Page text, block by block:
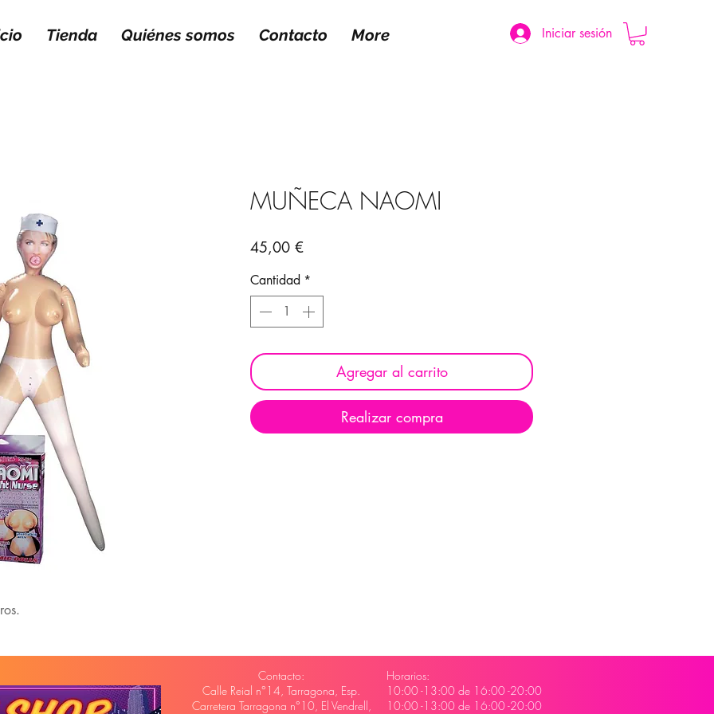
Tienda Quiénes somos Contacto More Iniciar sesión
MUÑECA NAOMI
45,00 €Precio
Cantidad *
Agregar al carrito
Realizar compra
Contacto:
Calle Reial n°14, Tarragona, Esp.
Carretera Tarragona n°10, El Vendrell,
Horarios:
10:00 -13:00 de 16:00 -20:00
10:00 -13:00 de 16:00 -20:00